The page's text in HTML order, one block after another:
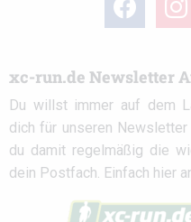
xc-run.de Newsletter
Du willst immer auf dem
dich für unseren
du damit regelmäßig die
dein Postfach. Einfach hier